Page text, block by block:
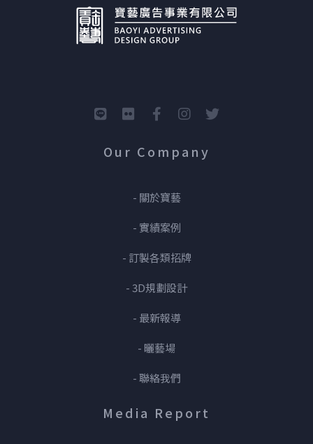
Our Company
- 關於寶藝
- 實績案例
- 訂製各類招牌
- 3D規劃設計
- 最新報導
- 曬藝場
- 聯絡我們
Media Report